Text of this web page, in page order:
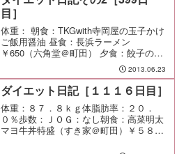
目］
体重： 朝食：TKGwith寺岡屋の玉子かけ
ご飯用醤油 昼食：長浜ラーメン
￥650（六角堂＠町田） 夕食：餃子の王
将＠中央林間 間食： 運動： メモ：2013.06.23
ダイエット日記［１１１６日目］
体重：８７．８ｋｇ体脂肪率：２０．
０％歩数：ＪＯＧ：なし朝食：高菜明太
マヨ牛丼特盛（すき家＠町田）￥５８０